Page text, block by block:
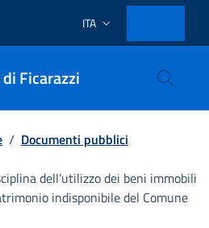
Lingua attiva:
ITA
Ficarazzi
/ Documenti pubblici
dell’utilizzo dei beni immobili
indisponibile del Comune